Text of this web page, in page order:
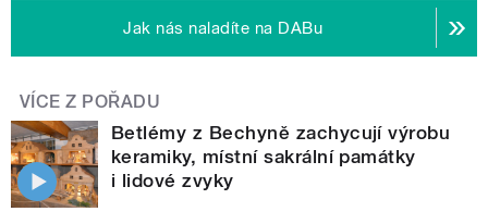
Jak nás naladíte na DABu
VÍCE Z POŘADU
Betlémy z Bechyně zachycují výrobu
keramiky, místní sakrální památky
i lidové zvyky